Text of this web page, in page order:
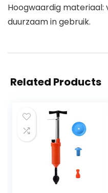
Hoogwaardig
duurzaam in gebruik.
Related Products